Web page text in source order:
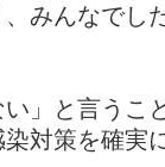
みんなでし
」と言うこ
対策を確実